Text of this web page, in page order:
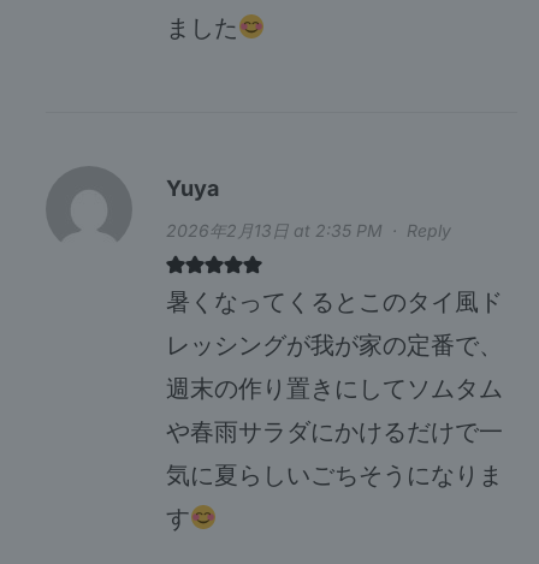
ました
Yuya
2026年2月13日 at 2:35 PM · Reply
暑くなってくるとこのタイ風ド
レッシングが我が家の定番で、
週末の作り置きにしてソムタム
や春雨サラダにかけるだけで一
気に夏らしいごちそうになりま
す